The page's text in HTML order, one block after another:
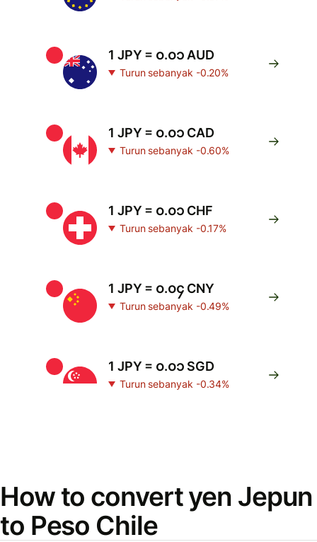
1 JPY = ၀.၀၁ AUD
Turun sebanyak -0.20%
1 JPY = ၀.၀၁ CAD
Turun sebanyak -0.60%
1 JPY = ၀.၀၁ CHF
Turun sebanyak -0.17%
1 JPY = ၀.၀၄ CNY
Turun sebanyak -0.49%
1 JPY = ၀.၀၁ SGD
Turun sebanyak -0.34%
How to convert yen Jepun
to Peso Chile